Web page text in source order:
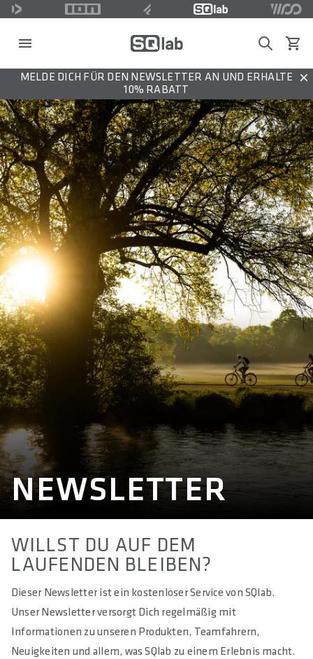
Search
MELDE DICH FÜR DEN NEWSLETTER AN UND ERHALTE
10% RABATT
NEWSLETTER
WILLST DU AUF DEM
LAUFENDEN BLEIBEN?
Dieser Newsletter ist ein kostenloser Service von SQlab.
Unser Newsletter versorgt Dich regelmäßig mit
Informationen zu unseren Produkten, Teamfahrern,
Neuigkeiten und allem, was SQlab zu einem Erlebnis macht.